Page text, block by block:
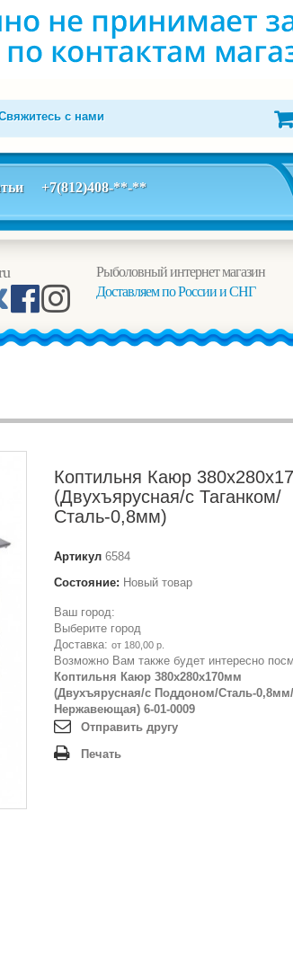
с нами
+7(812)408-**-**
Рыболовный интернет магазин
Доставляем по России и СНГ
Коптильня Каюр
(Двухъярусная/с Таганком/
Сталь-0,8мм)
Артикул 6584
Состояние: Новый товар
Ваш город:
Выберите город
Доставка: от 180,00 р.
Возможно Вам также будет интересно
Коптильня Каюр 380х280х170мм
(Двухъярусная/с Поддоном/Сталь-0,8мм/
Нержавеющая) 6-01-0009
Отправить другу
Печать